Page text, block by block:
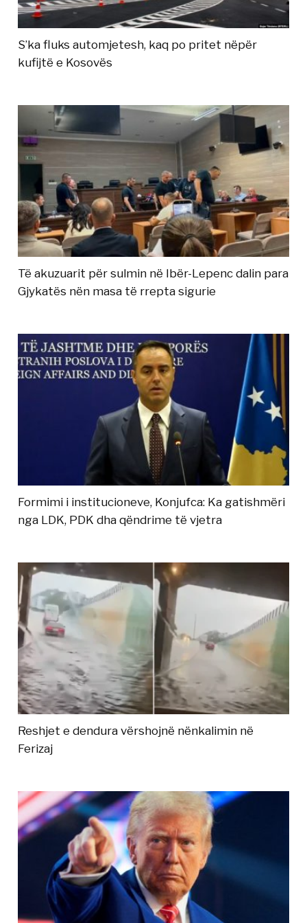
S’ka fluks automjetesh, kaq po pritet nëpër
kufijtë e Kosovës
Të akuzuarit për sulmin në Ibër-Lepenc dalin para
Gjykatës nën masa të rrepta sigurie
Formimi i institucioneve, Konjufca: Ka gatishmëri
nga LDK, PDK dha qëndrime të vjetra
Reshjet e dendura vërshojnë nënkalimin në
Ferizaj